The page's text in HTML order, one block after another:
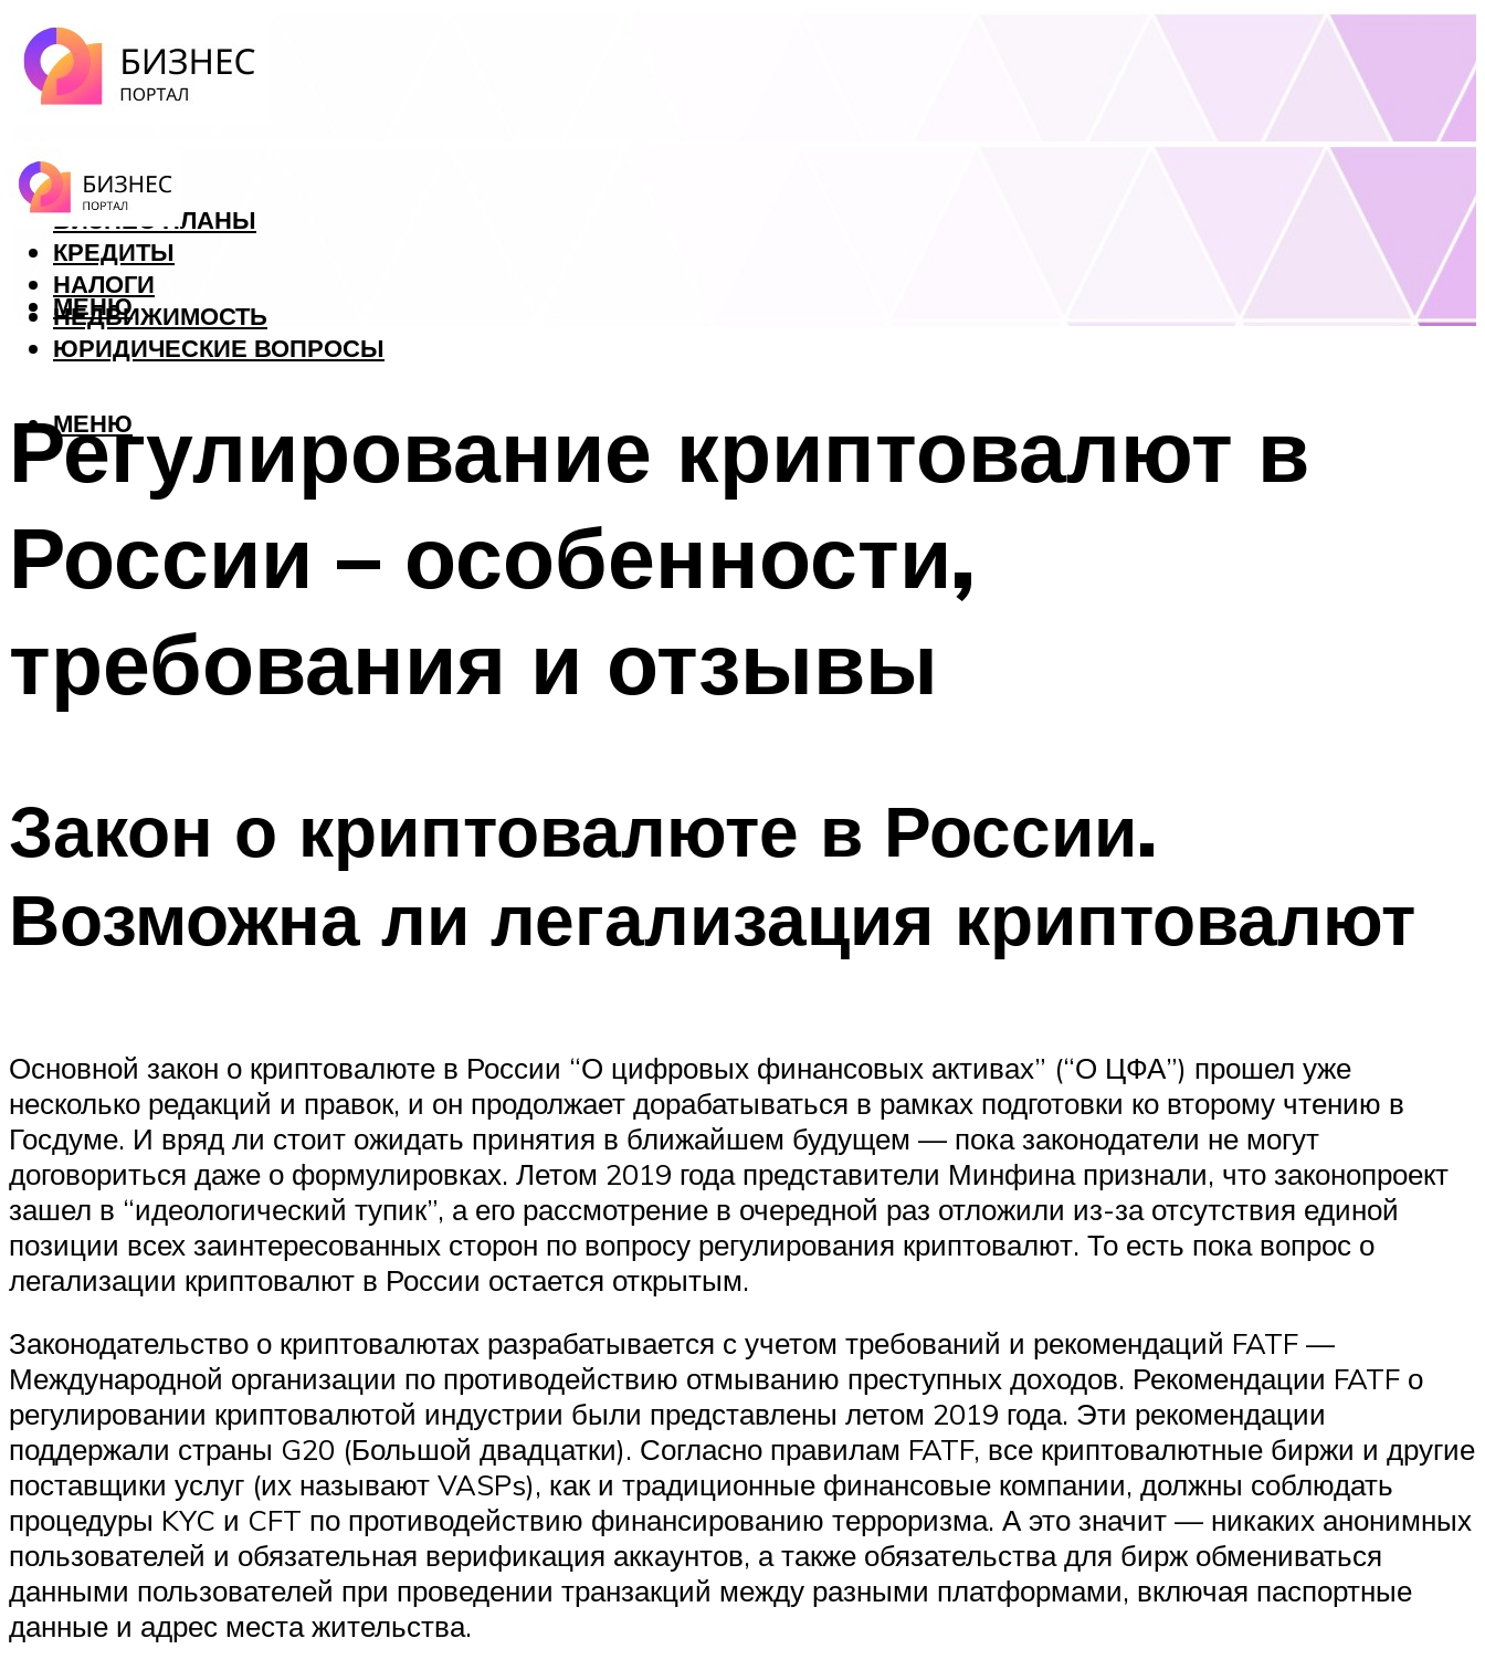
ФОРЕКС
БИЗНЕС ПЛАНЫ
КРЕДИТЫ
НАЛОГИ
НЕДВИЖИМОСТЬ
ЮРИДИЧЕСКИЕ ВОПРОСЫ
МЕНЮ
МЕНЮ
Регулирование криптовалют в
России – особенности,
требования и отзывы
Закон о криптовалюте в России.
Возможна ли легализация криптовалют
Основной закон о криптовалюте в России “О цифровых финансовых активах” (“О ЦФА”) прошел уже
несколько редакций и правок, и он продолжает дорабатываться в рамках подготовки ко второму чтению в
Госдуме. И вряд ли стоит ожидать принятия в ближайшем будущем — пока законодатели не могут
договориться даже о формулировках. Летом 2019 года представители Минфина признали, что законопроект
зашел в “идеологический тупик”, а его рассмотрение в очередной раз отложили из-за отсутствия единой
позиции всех заинтересованных сторон по вопросу регулирования криптовалют. То есть пока вопрос о
легализации криптовалют в России остается открытым.
Законодательство о криптовалютах разрабатывается с учетом требований и рекомендаций FATF —
Международной организации по противодействию отмыванию преступных доходов. Рекомендации FATF о
регулировании криптовалютой индустрии были представлены летом 2019 года. Эти рекомендации
поддержали страны G20 (Большой двадцатки). Согласно правилам FATF, все криптовалютные биржи и другие
поставщики услуг (их называют VASPs), как и традиционные финансовые компании, должны соблюдать
процедуры KYC и CFT по противодействию финансированию терроризма. А это значит — никаких анонимных
пользователей и обязательная верификация аккаунтов, а также обязательства для бирж обмениваться
данными пользователей при проведении транзакций между разными платформами, включая паспортные
данные и адрес места жительства.